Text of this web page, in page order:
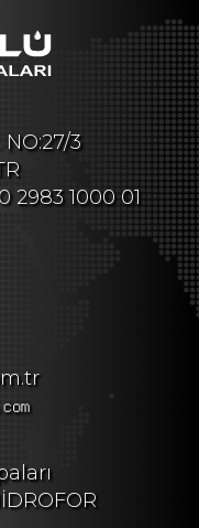
3
2983 1000 01